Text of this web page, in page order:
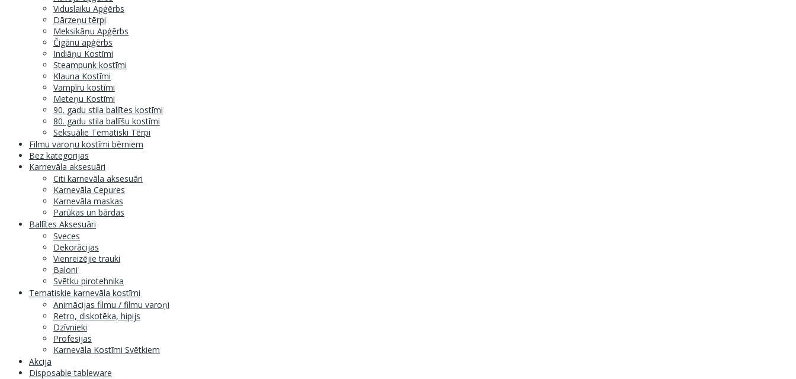
Viduslaiku Apģērbs
Dārzeņu tērpi
Meksikāņu Apģērbs
Čigānu apģērbs
Indiāņu Kostīmi
Steampunk kostīmi
Klauna Kostīmi
Vampīru kostīmi
Meteņu Kostīmi
90. gadu stila ballītes kostīmi
80. gadu stila ballīšu kostīmi
Seksuālie Tematiski Tērpi
Filmu varoņu kostīmi bērniem
Bez kategorijas
Karnevāla aksesuāri
Citi karnevāla aksesuāri
Karnevāla Cepures
Karnevāla maskas
Parūkas un bārdas
Ballītes Aksesuāri
Sveces
Dekorācijas
Vienreizējie trauki
Baloni
Svētku pirotehnika
Tematiskie karnevāla kostīmi
Animācijas filmu / filmu varoņi
Retro, diskotēka, hipijs
Dzīvnieki
Profesijas
Karnevāla Kostīmi Svētkiem
Akcija
Disposable tableware